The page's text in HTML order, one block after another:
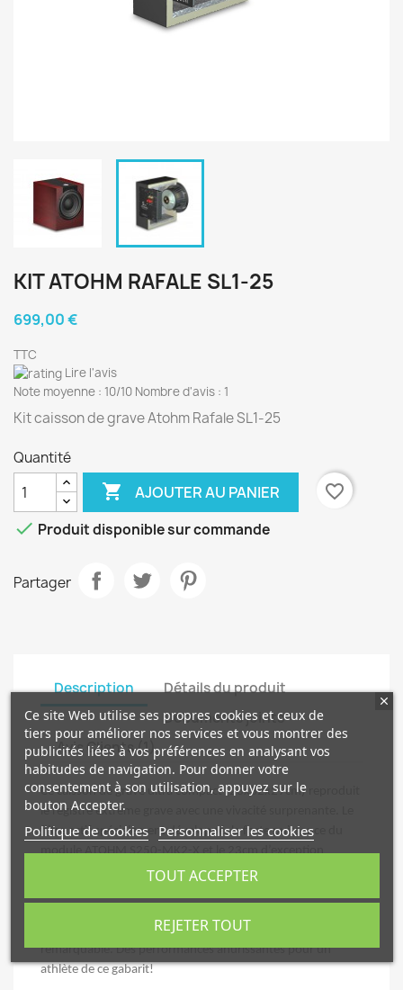
KIT ATOHM RAFALE SL1-25
699,00 €
TTC
Lire l'avis
Note moyenne : 10/10 Nombre d'avis : 1
Kit caisson de grave Atohm Rafale SL1-25
Quantité
 AJOUTER AU PANIER
favorite_border
 Produit disponible sur commande
Partager
Description
Détails du produit
Documents joints
Avis Clients (1)
Ce caisson de grave ultra compact (26x32x29cm) reproduit
le registre extrême grave avec une vivacité surprenante. Le
filtre actif spécialement développé, la forte puissance du
module ATOHM S250-MK2-X et le 23cm d’exception
LD230TDR04, ont permis de repousser les limites
conservant une extension dans les premières octaves
remarquable. Des performances ahurissantes pour un
athlète de ce gabarit!
Ce site Web utilise ses propres cookies et ceux de
tiers pour améliorer nos services et vous montrer des
publicités liées à vos préférences en analysant vos
habitudes de navigation. Pour donner votre
consentement à son utilisation, appuyez sur le
bouton Accepter.
Politique de cookies Personnaliser les cookies
REJETER TOUT
TOUT ACCEPTER